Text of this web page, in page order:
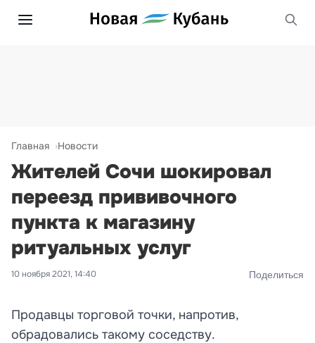
Главная Новости
Жителей Сочи шокировал
переезд прививочного
пункта к магазину
ритуальных услуг
10 ноября 2021, 14:40 Поделиться
Продавцы торговой точки, напротив,
обрадовались такому соседству.